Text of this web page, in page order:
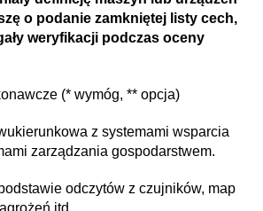
o podanie zamkniętej listy cech,
weryfikacji podczas oceny
(* wymóg, ** opcja)
z systemami wsparcia
zarządzania gospodarstwem.
odczytów z czujników, map
itd.